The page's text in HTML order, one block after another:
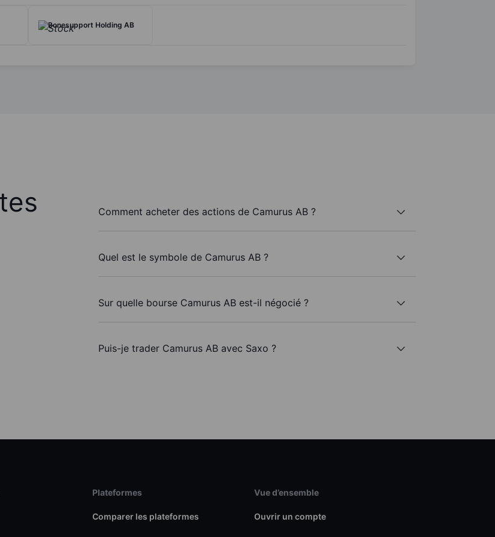
Bonesupport Holding AB
Comment acheter des actions de Camurus AB ?
Quel est le symbole de Camurus AB ?
Sur quelle bourse Camurus AB est-il négocié ?
Puis-je trader Camurus AB avec Saxo ?
Plateformes
Comparer les plateformes
Vue d’ensemble
Ouvrir un compte